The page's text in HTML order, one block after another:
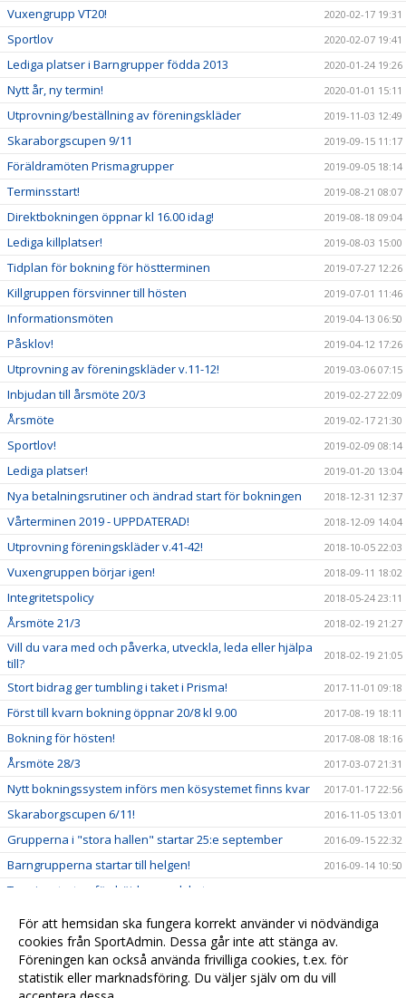
Vuxengrupp VT20! 2020-02-17 19:31
Sportlov 2020-02-07 19:41
Lediga platser i Barngrupper födda 2013 2020-01-24 19:26
Nytt år, ny termin! 2020-01-01 15:11
Utprovning/beställning av föreningskläder 2019-11-03 12:49
Skaraborgscupen 9/11 2019-09-15 11:17
Föräldramöten Prismagrupper 2019-09-05 18:14
Terminsstart! 2019-08-21 08:07
Direktbokningen öppnar kl 16.00 idag! 2019-08-18 09:04
Lediga killplatser! 2019-08-03 15:00
Tidplan för bokning för höstterminen 2019-07-27 12:26
Killgruppen försvinner till hösten 2019-07-01 11:46
Informationsmöten 2019-04-13 06:50
Påsklov! 2019-04-12 17:26
Utprovning av föreningskläder v.11-12! 2019-03-06 07:15
Inbjudan till årsmöte 20/3 2019-02-27 22:09
Årsmöte 2019-02-17 21:30
Sportlov! 2019-02-09 08:14
Lediga platser! 2019-01-20 13:04
Nya betalningsrutiner och ändrad start för bokningen 2018-12-31 12:37
Vårterminen 2019 - UPPDATERAD! 2018-12-09 14:04
Utprovning föreningskläder v.41-42! 2018-10-05 22:03
Vuxengruppen börjar igen! 2018-09-11 18:02
Integritetspolicy 2018-05-24 23:11
Årsmöte 21/3 2018-02-19 21:27
Vill du vara med och påverka, utveckla, leda eller hjälpa
till?
2018-02-19 21:05
Stort bidrag ger tumbling i taket i Prisma! 2017-11-01 09:18
Först till kvarn bokning öppnar 20/8 kl 9.00 2017-08-19 18:11
Bokning för hösten! 2017-08-08 18:16
Årsmöte 28/3 2017-03-07 21:31
Nytt bokningssystem införs men kösystemet finns kvar 2017-01-17 22:56
Skaraborgscupen 6/11! 2016-11-05 13:01
Grupperna i "stora hallen" startar 25:e september 2016-09-15 22:32
Barngrupperna startar till helgen! 2016-09-14 10:50
Terminsstarten fördröjd pga golvbyte
Skaraborgscupen 6/11 2016-08-21 14:36
Terminsstart? 2016-08-21 14:24
Ny hemsida! 2016-07-09 15:19
För att hemsidan ska fungera korrekt använder vi nödvändiga
cookies från SportAdmin. Dessa går inte att stänga av.
Föreningen kan också använda frivilliga cookies, t.ex. för
statistik eller marknadsföring. Du väljer själv om du vill